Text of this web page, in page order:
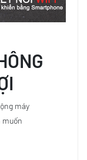
máy
muốn